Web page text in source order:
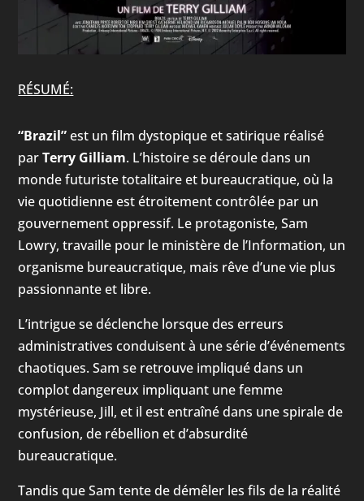
RÉSUMÉ:
“Brazil”est un film dystopique et satirique réalisé
parTerry Gilliam. L’histoire se déroule dans un
monde futuriste totalitaire et bureaucratique, où la
vie quotidienne est étroitement contrôlée par un
gouvernement oppressif. Le protagoniste, Sam
Lowry, travaille pour le ministère de l’Information, un
organisme bureaucratique, mais rêve d’une vie plus
passionnante et libre.
L’intrigue se déclenche lorsque des erreurs
administratives conduisent à une série d’événements
chaotiques. Sam se retrouve impliqué dans un
complot dangereux impliquant une femme
mystérieuse, Jill, et il est entraîné dans une spirale de
confusion, de rébellion et d’absurdité
bureaucratique.
Tandis que Sam tente de démêler les fils de la réalité